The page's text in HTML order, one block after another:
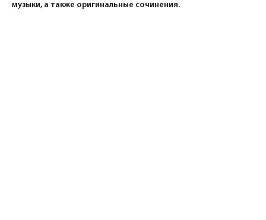
музыки, а также оригинальные сочинения.